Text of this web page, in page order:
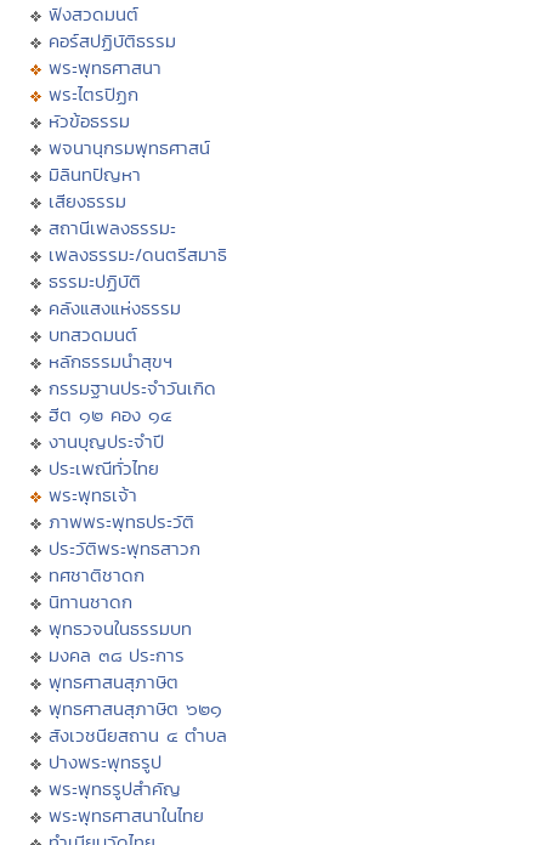
ฟังสวดมนต์
คอร์สปฏิบัติธรรม
พระพุทธศาสนา
พระไตรปิฏก
หัวข้อธรรม
พจนานุกรมพุทธศาสน์
มิลินทปัญหา
เสียงธรรม
สถานีเพลงธรรมะ
เพลงธรรมะ/ดนตรีสมาธิ
ธรรมะปฏิบัติ
คลังแสงแห่งธรรม
บทสวดมนต์
หลักธรรมนำสุขฯ
กรรมฐานประจำวันเกิด
ฮีต ๑๒ คอง ๑๔
งานบุญประจำปี
ประเพณีทั่วไทย
พระพุทธเจ้า
ภาพพระพุทธประวัติ
ประวัติพระพุทธสาวก
ทศชาติชาดก
นิทานชาดก
พุทธวจนในธรรมบท
มงคล ๓๘ ประการ
พุทธศาสนสุภาษิต
พุทธศาสนสุภาษิต ๖๒๑
สังเวชนียสถาน ๔ ตำบล
ปางพระพุทธรูป
พระพุทธรูปสำคัญ
พระพุทธศาสนาในไทย